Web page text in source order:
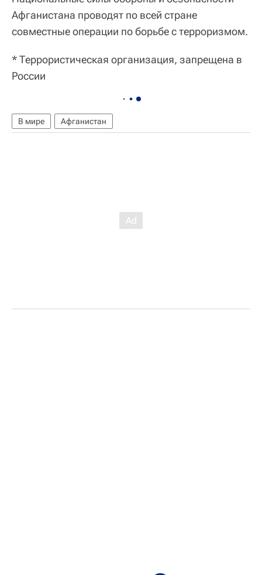
Афганистана проводят по всей стране
совместные операции по борьбе с терроризмом.
* Террористическая организация, запрещена в
России
В мире Афганистан